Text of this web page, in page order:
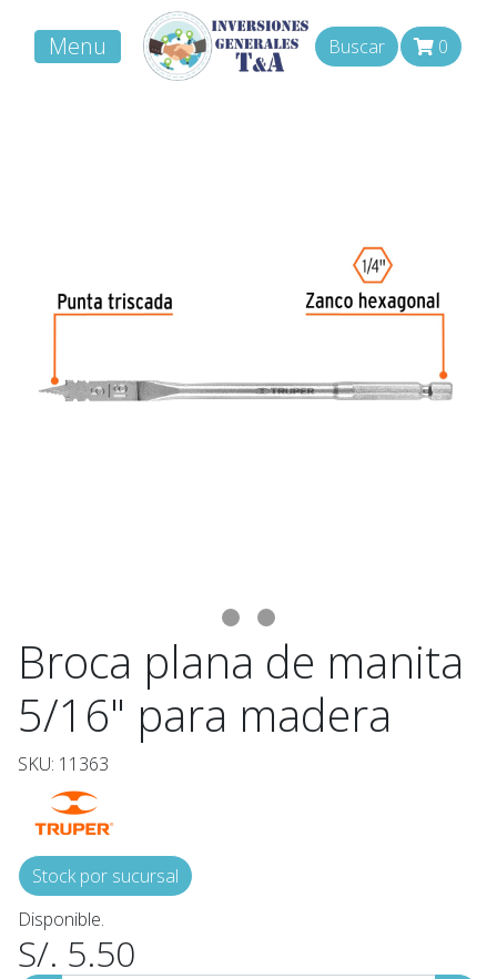
Menu Buscar 0
Broca plana de manita
5/16" para madera
SKU: 11363
Stock por sucursal
Disponible.
S/. 5.50